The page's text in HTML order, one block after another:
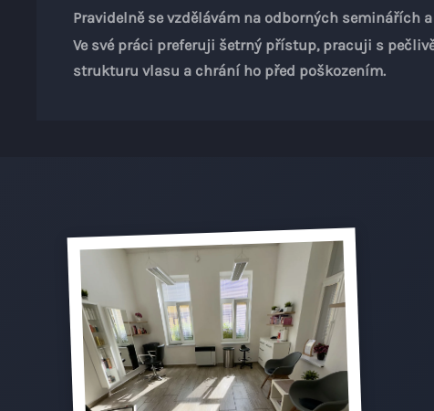
Pravidelně se vzdělávám na odborných seminářích
Ve své práci preferuji šetrný přístup, pracuji s
strukturu vlasu a chrání ho před poškozením.